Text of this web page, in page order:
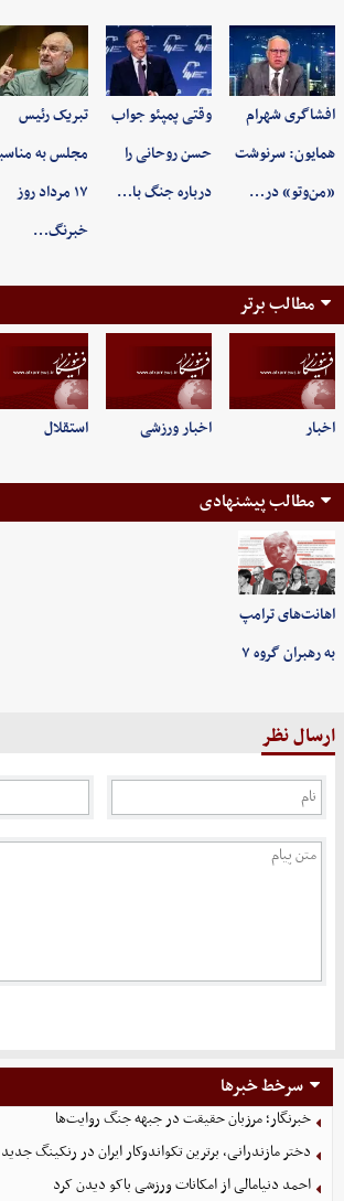
افشاگری شهرام
همایون: سرنوشت
«من‌وتو» در…
وقتی پمپئو جواب
حسن روحانی را
درباره جنگ با…
تبریک رئیس
مجلس به
۱۷ مرداد روز
خبرنگ…
مطالب برتر
اخبار اخبار ورزشی استقلال
مطالب پیشنهادی
اهانت‌های ترامپ
به رهبران گروه ۷
ارسال نظر
سرخط خبرها
خبرنگار؛ مرزبان حقیقت در جبهه جنگ روایت‌ها
دختر مازندرانی، برترین تکواندوکار ایران در رنکینگ جدید
احمد دنیامالی از امکانات ورزشی باکو دیدن کرد